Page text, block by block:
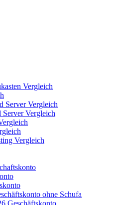
Vergleich
Server Vergleich
Server Vergleich
Vergleich
ohne Schufa
Geschäftskonto